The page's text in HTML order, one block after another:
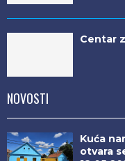
Centar
NOVOSTI
Kuća
otvara